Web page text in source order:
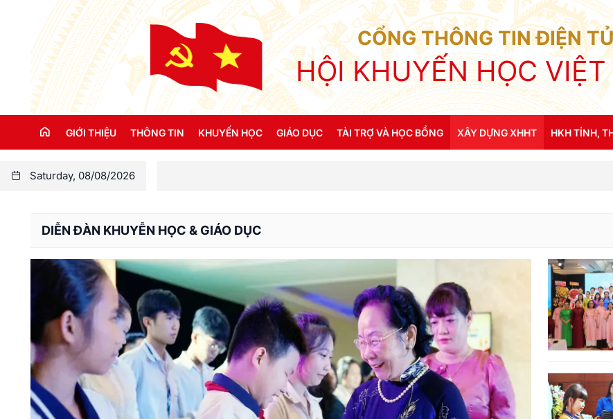
CỔNG THÔNG TIN ĐIỆN
HỘI KHUYẾN HỌC
GIỚI THIỆU
Tổ chức bộ máy
THÔNG TIN
Văn hóa - Đời sống
KHUYẾN HỌC
Gương sáng khuyến học & Giáo dục
GIÁO DỤC TÀI TRỢ VÀ HỌC BỔNG XÂY DỰNG XHHT HKH TỈNH,
Saturday, 08/08/2026
DIỄN ĐÀN KHUYỄN HỌC & GIÁO DỤC